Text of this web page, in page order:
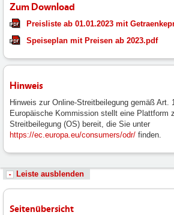
Zum Download
Preisliste ab 01.01.2023 mit
Speiseplan mit Preisen ab 2023.pdf
Hinweis
Hinweis zur Online-Streitbeilegung gemäß Art.
Europäische Kommission stellt eine Plattform
Streitbeilegung (OS) bereit, die Sie unter
https://ec.europa.eu/consumers/odr/ finden.
Leiste ausblenden
Seitenübersicht